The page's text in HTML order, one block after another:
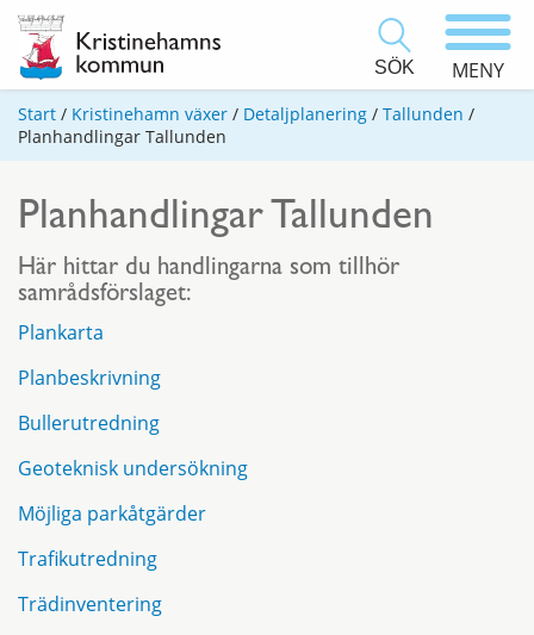
SÖK MENY
Start / Kristinehamn växer / Detaljplanering / Tallunden /
Planhandlingar Tallunden
Planhandlingar Tallunden
Här hittar du handlingarna som tillhör
samrådsförslaget:
Plankarta
Planbeskrivning
Bullerutredning
Geoteknisk undersökning
Möjliga parkåtgärder
Trafikutredning
Trädinventering